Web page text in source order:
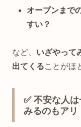
オープンまで
すい？
など、 いざやって
出てくることがほ
✅ 不安な人
みるのもアリ